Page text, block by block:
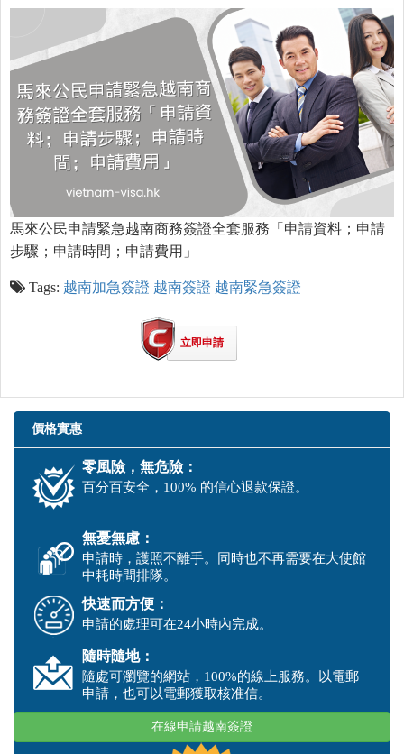
馬來公民申請緊急越南商務簽證全套服務「申請資料；申請
步驟；申請時間；申請費用」
Tags: 越南加急簽證 越南簽證 越南緊急簽證
立即申請
價格實惠
零風險，無危險：
百分百安全，100% 的信心退款保證。
無憂無慮：
申請時，護照不離手。同時也不再需要在大使館
中耗時間排隊。
快速而方便：
申請的處理可在24小時內完成。
隨時隨地：
隨處可瀏覽的網站，100%的線上服務。以電郵
申請，也可以電郵獲取核准信。
在線申請越南簽證